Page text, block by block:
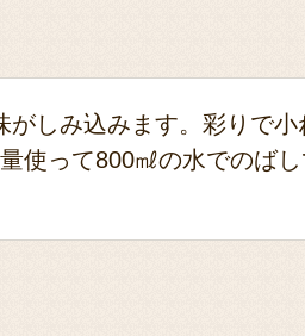
しみ込みます。彩りで小
使って800㎖の水でのばし